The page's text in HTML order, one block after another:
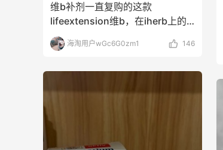
维b补剂一直复购的这款
lifeextension维b，在iherb上的
销量也很高
海淘用户wGc6G0zm1 146
【55专享】Bobbi Brown 美
网：美妆礼遇！满$150立省
$50
Bobbi Brown
Columbia Sportswear：夏
4天11小时